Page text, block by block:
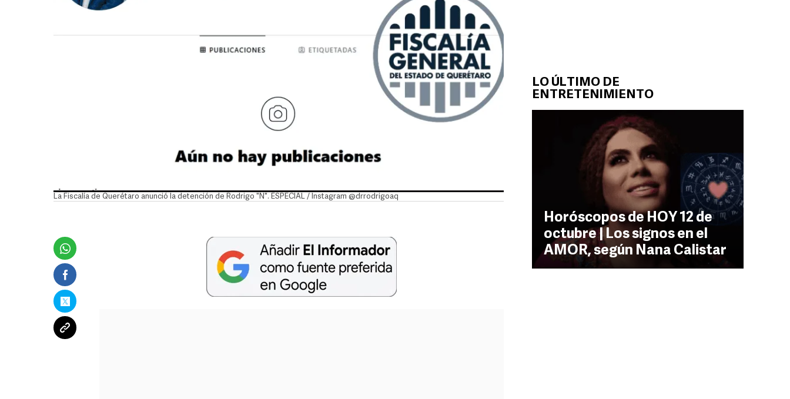
LO ÚLTIMO DE
ENTRETENIMIENTO
Horóscopos de HOY 12 de
octubre | Los signos en el
AMOR, según Nana Calistar
La Fiscalía de Querétaro anunció la detención de Rodrigo "N". ESPECIAL / Instagram @drrodrigoaq